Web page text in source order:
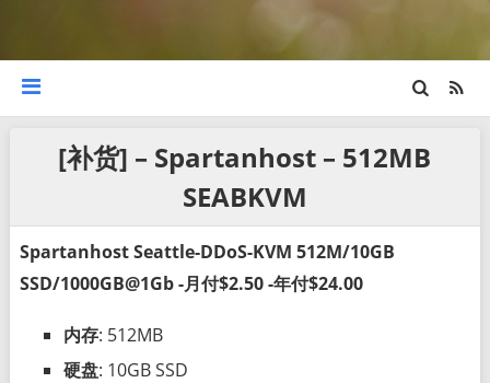
[补货] – Spartanhost – 512MB
SEABKVM
Spartanhost Seattle-DDoS-KVM 512M/10GB
SSD/1000GB@1Gb -月付$2.50 -年付$24.00
内存: 512MB
硬盘: 10GB SSD